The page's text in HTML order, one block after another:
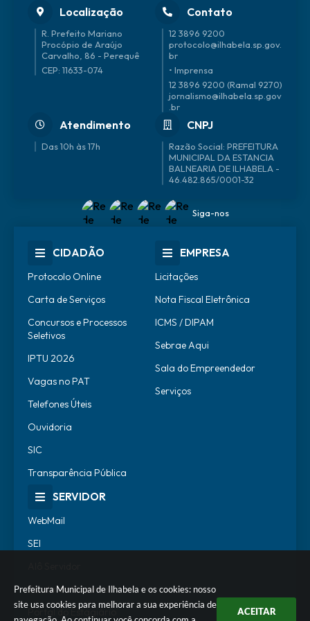
Prefeitura Municipal de Ilhabela e os cookies: nosso
site usa cookies para melhorar a sua experiência de
ACEITAR
Localização
R. Prefeito Mariano
Procópio de Araújo
Carvalho, 86 - Perequê
CEP: 11633-074
Contato
12 3896 9200
protocolo@ilhabela.sp.gov.
br
• Imprensa
12 3896 9200 (Ramal 9270)
jornalismo@ilhabela.sp.gov
.br
Atendimento
Das 10h às 17h
CNPJ
46.482.865/0001-32
Siga-nos
CIDADÃO
Protocolo Online
Carta de Serviços
Concursos e Processos
Seletivos
IPTU 2026
Vagas no PAT
Telefones Úteis
Ouvidoria
SIC
Transparência Pública
EMPRESA
Licitações
Nota Fiscal Eletrônica
ICMS / DIPAM
Sebrae Aqui
Sala do Empreendedor
Serviços
SERVIDOR
WebMail
SEI
Escola de Governo
Portal do Estagiário